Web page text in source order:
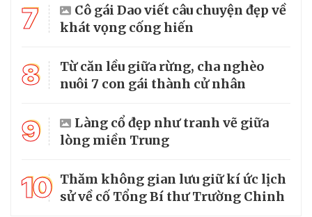
7
Cô gái Dao viết câu chuyện đẹp về
khát vọng cống hiến
8
Từ căn lều giữa rừng, cha nghèo
nuôi 7 con gái thành cử nhân
9
Làng cổ đẹp như tranh vẽ giữa
lòng miền Trung
10 Thăm không gian lưu giữ kí ức lịch
sử về cố Tổng Bí thư Trường Chinh